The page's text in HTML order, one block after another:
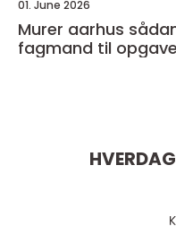
01. June 2026
Murer aarhus sådan vælger du den rette
fagmand til